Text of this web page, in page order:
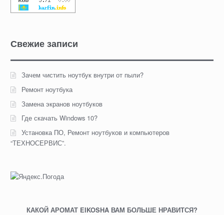
Свежие записи
Зачем чистить ноутбук внутри от пыли?
Ремонт ноутбука
Замена экранов ноутбуков
Где скачать Windows 10?
Установка ПО, Ремонт ноутбуков и компьютеров
“ТЕХНОСЕРВИС”.
КАКОЙ АРОМАТ EIKOSHA ВАМ БОЛЬШЕ НРАВИТСЯ?